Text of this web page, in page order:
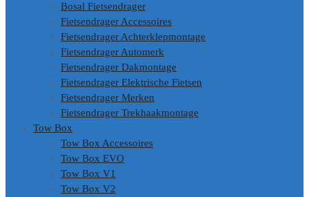
Bosal Fietsendrager
Fietsendrager Accessoires
Fietsendrager Achterklepmontage
Fietsendrager Automerk
Fietsendrager Dakmontage
Fietsendrager Elektrische Fietsen
Fietsendrager Merken
Fietsendrager Trekhaakmontage
Tow Box
Tow Box Accessoires
Tow Box EVO
Tow Box V1
Tow Box V2